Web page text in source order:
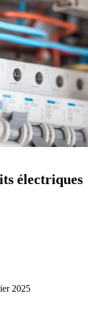
électriques
2025